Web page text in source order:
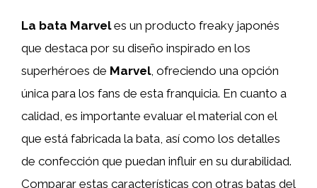
La bata Marveles un producto freaky japonés
que destaca por su diseño inspirado en los
superhéroes de Marvel, ofreciendo una opción
única para los fans de esta franquicia. En cuanto a
calidad, es importante evaluar el material con el
que está fabricada la bata, así como los detalles
de confección que puedan influir en su durabilidad.
Comparar estas características con otras batas del